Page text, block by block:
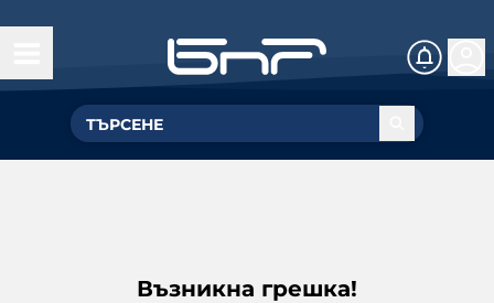
Възникна грешка!